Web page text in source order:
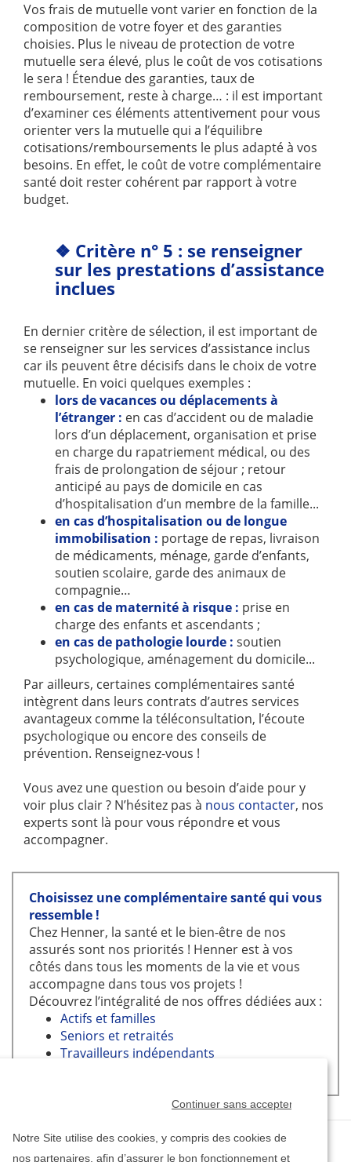
Vos frais de mutuelle vont varier en fonction de la
composition de votre foyer et des garanties
choisies. Plus le niveau de protection de votre
mutuelle sera élevé, plus le coût de vos cotisations
le sera ! Étendue des garanties, taux de
remboursement, reste à charge… : il est important
d’examiner ces éléments attentivement pour vous
orienter vers la mutuelle qui a l’équilibre
cotisations/remboursements le plus adapté à vos
besoins. En effet, le coût de votre complémentaire
santé doit rester cohérent par rapport à votre
budget.
❖ Critère n° 5 : se renseigner
sur les prestations d’assistance
inclues
En dernier critère de sélection, il est important de
se renseigner sur les services d’assistance inclus
car ils peuvent être décisifs dans le choix de votre
mutuelle. En voici quelques exemples :
lorsde vacances ou déplacements à
l’étranger : en cas d’accident ou de maladie
lors d’un déplacement, organisation et prise
en charge du rapatriement médical, ou des
frais de prolongation de séjour ; retour
anticipé au pays de domicile en cas
d’hospitalisation d’un membre de la famille...
en cas d’hospitalisation ou de longue
immobilisation : portage de repas, livraison
de médicaments, ménage, garde d’enfants,
soutien scolaire, garde des animaux de
compagnie…
en cas de maternité à risque : prise en
charge des enfants et ascendants ;
en cas de pathologie lourde : soutien
psychologique, aménagement du domicile...
Par ailleurs, certaines complémentaires santé
intègrent dans leurs contrats d’autres services
avantageux comme la téléconsultation, l’écoute
psychologique ou encore des conseils de
prévention. Renseignez-vous !
Vous avez une question ou besoin d’aide pour y
voir plus clair ? N’hésitez pas à nous contacter, nos
experts sont là pour vous répondre et vous
accompagner.
Choisissez une complémentaire santé qui vous
ressemble !
Chez Henner, la santé et le bien-être de nos
assurés sont nos priorités ! Henner est à vos
côtés dans tous les moments de la vie et vous
accompagne dans tous vos projets !
Découvrez l’intégralité de nos offres dédiées aux :
Actifs et familles
Seniors et retraités
Travailleurs indépendants
Continuer sans accepter
Notre Site utilise des cookies, y compris des cookies de
nos partenaires, afin d’assurer le bon fonctionnement et